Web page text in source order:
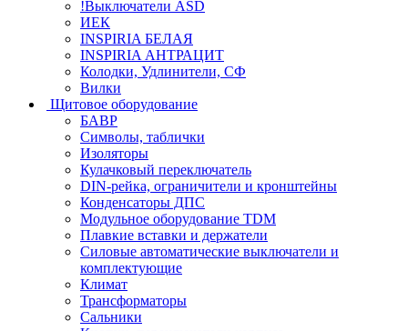
!Выключатели ASD
ИЕК
INSPIRIA БЕЛАЯ
INSPIRIA АНТРАЦИТ
Колодки, Удлинители, СФ
Вилки
Щитовое оборудование
БАВР
Символы, таблички
Изоляторы
Кулачковый переключатель
DIN-рейка, ограничители и кронштейны
Конденсаторы ДПС
Модульное оборудование TDM
Плавкие вставки и держатели
Силовые автоматические выключатели и
комплектующие
Климат
Трансформаторы
Сальники